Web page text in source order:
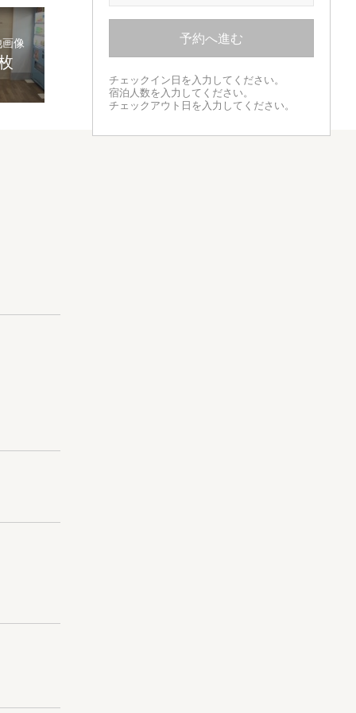
予約へ進む
チェックイン日を入力してください。
宿泊人数を入力してください。
チェックアウト日を入力してください。
像